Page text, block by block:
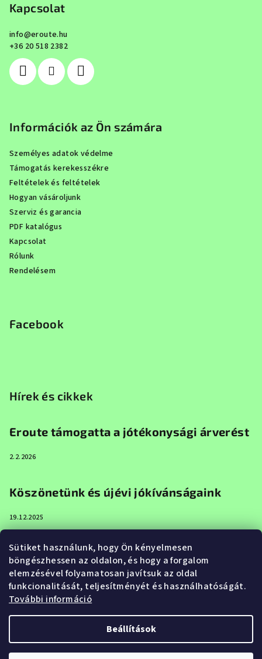
Sütiket használunk, hogy Ön kényelmesen
böngészhessen az oldalon, és hogy a forgalom
elemzésével folyamatosan javítsuk az oldal
funkcionalitását, teljesítményét és használhatóságát.
További információ
Beállítások
Kapcsolat
info@eroute.hu
+36 20 518 2382
Információk az Ön számára
Személyes adatok védelme
Támogatás kerekesszékre
Feltételek és feltételek
Hogyan vásároljunk
Szerviz és garancia
PDF katalógus
Kapcsolat
Rólunk
Rendelésem
Facebook
Hírek és cikkek
Eroute támogatta a jótékonysági árverést
2.2.2026
Köszönetünk és újévi jókívánságaink
19.12.2025
Boldog karácsonyt és boldog új évet az
Eroute-tól
20.12.2024